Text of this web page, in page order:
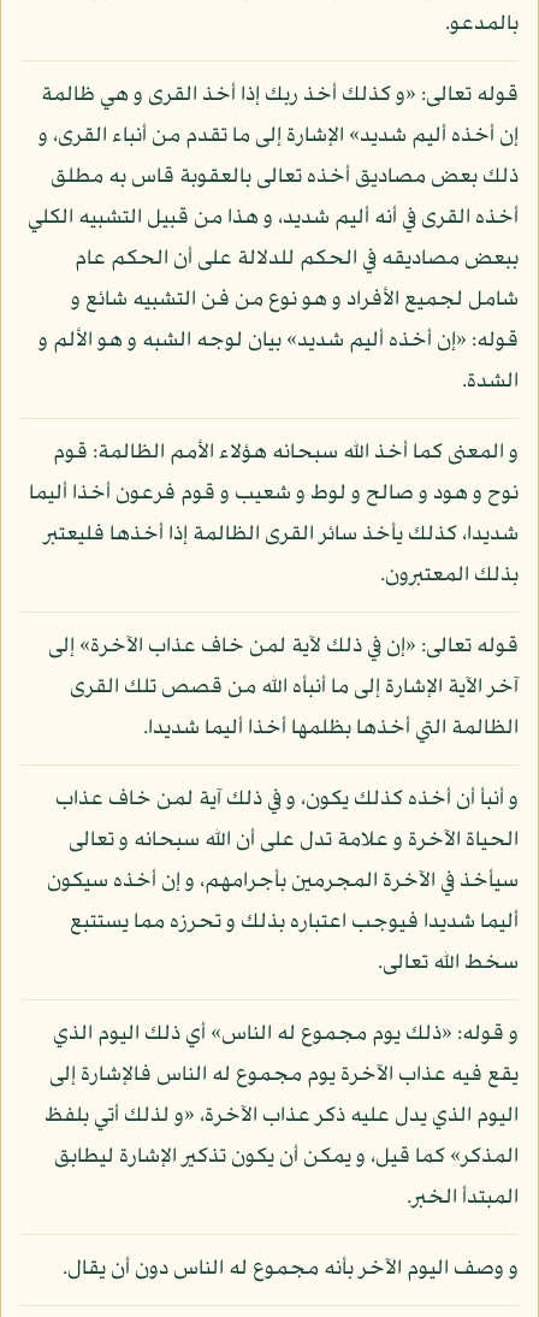
بالمدعو.
قوله تعالى: «و كذلك أخذ ربك إذا أخذ القرى و هي ظالمة
إن أخذه أليم شديد» الإشارة إلى ما تقدم من أنباء القرى، و
ذلك بعض مصاديق أخذه تعالى بالعقوبة قاس به مطلق
أخذه القرى في أنه أليم شديد، و هذا من قبيل التشبيه الكلي
ببعض مصاديقه في الحكم للدلالة على أن الحكم عام
شامل لجميع الأفراد و هو نوع من فن التشبيه شائع و
قوله: «إن أخذه أليم شديد» بيان لوجه الشبه و هو الألم و
الشدة.
و المعنى كما أخذ الله سبحانه هؤلاء الأمم الظالمة: قوم
نوح و هود و صالح و لوط و شعيب و قوم فرعون أخذا أليما
شديدا، كذلك يأخذ سائر القرى الظالمة إذا أخذها فليعتبر
بذلك المعتبرون.
قوله تعالى: «إن في ذلك لآية لمن خاف عذاب الآخرة» إلى
آخر الآية الإشارة إلى ما أنبأه الله من قصص تلك القرى
الظالمة التي أخذها بظلمها أخذا أليما شديدا.
و أنبأ أن أخذه كذلك يكون، و في ذلك آية لمن خاف عذاب
الحياة الآخرة و علامة تدل على أن الله سبحانه و تعالى
سيأخذ في الآخرة المجرمين بأجرامهم، و إن أخذه سيكون
أليما شديدا فيوجب اعتباره بذلك و تحرزه مما يستتبع
سخط الله تعالى.
و قوله: «ذلك يوم مجموع له الناس» أي ذلك اليوم الذي
يقع فيه عذاب الآخرة يوم مجموع له الناس فالإشارة إلى
اليوم الذي يدل عليه ذكر عذاب الآخرة، «و لذلك أتي بلفظ
المذكر» كما قيل، و يمكن أن يكون تذكير الإشارة ليطابق
المبتدأ الخبر.
و وصف اليوم الآخر بأنه مجموع له الناس دون أن يقال.